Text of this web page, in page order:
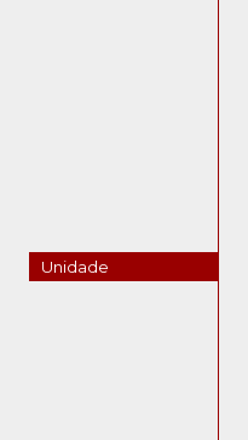
Unidade